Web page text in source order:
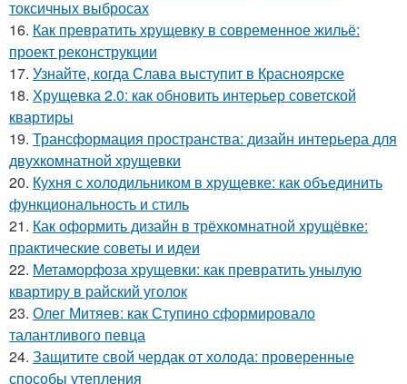
токсичных выбросах
16. Как превратить хрущевку в современное жильё:
проект реконструкции
17. Узнайте, когда Слава выступит в Красноярске
18. Хрущевка 2.0: как обновить интерьер советской
квартиры
19. Трансформация пространства: дизайн интерьера для
двухкомнатной хрущевки
20. Кухня с холодильником в хрущевке: как объединить
функциональность и стиль
21. Как оформить дизайн в трёхкомнатной хрущёвке:
практические советы и идеи
22. Метаморфоза хрущевки: как превратить унылую
квартиру в райский уголок
23. Олег Митяев: как Ступино сформировало
талантливого певца
24. Защитите свой чердак от холода: проверенные
способы утепления